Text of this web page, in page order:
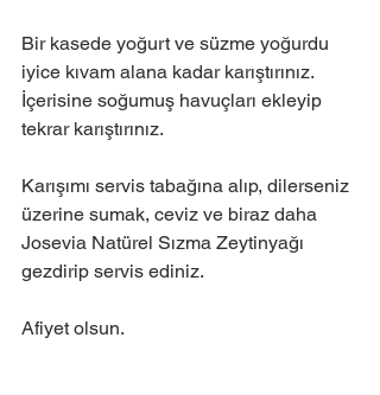
Bir kasede yoğurt ve süzme yoğurdu
iyice kıvam alana kadar karıştırınız.
İçerisine soğumuş havuçları ekleyip
tekrar karıştırınız.
Karışımı servis tabağına alıp, dilerseniz
üzerine sumak, ceviz ve biraz daha
Josevia Natürel Sızma Zeytinyağı
gezdirip servis ediniz.
Afiyet olsun.